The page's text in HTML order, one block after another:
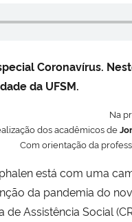
Coronavírus.
da UFSM.
Na
dos acadêmicos de
Com orientação da
está com uma
da pandemia do
Assistência Social